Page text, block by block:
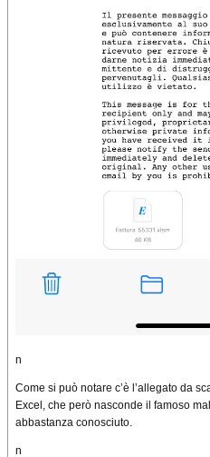
n
Come si può notare c’è l’allegato da
Excel, che però nasconde il famoso
abbastanza conosciuto.
n